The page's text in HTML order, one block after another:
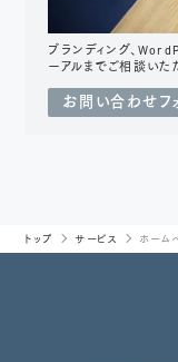
ブランディング、
ーアルまでご相談いた
お問い合わせフ
トップ サービス ホーム